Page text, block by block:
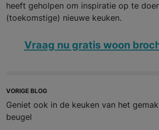
heeft geholpen om inspiratie op te
(toekomstige) nieuwe keuken.
Vraag nu gratis woon
VORIGE BLOG
Geniet ook in de keuken van het
beugel